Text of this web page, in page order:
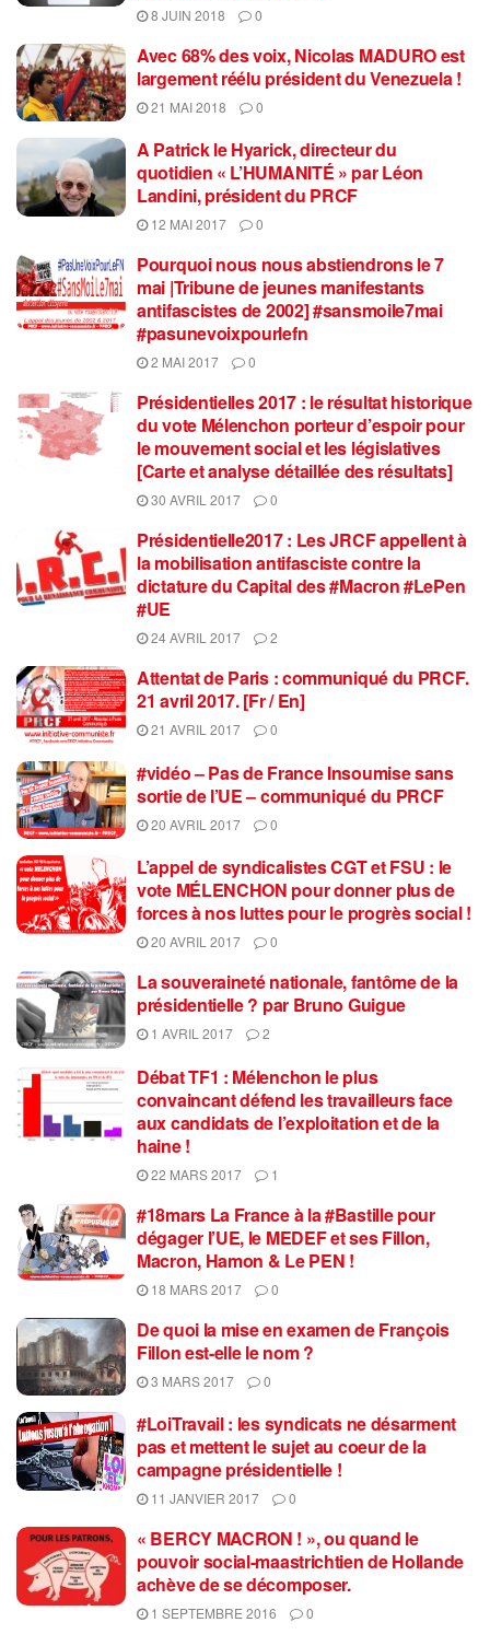
8 JUIN 2018 0
Avec 68% des voix, Nicolas MADURO est
largement réélu président du Venezuela !
21 MAI 2018 0
A Patrick le Hyarick, directeur du
quotidien « L’HUMANITÉ » par Léon
Landini, président du PRCF
12 MAI 2017 0
Pourquoi nous nous abstiendrons le 7
mai |Tribune de jeunes manifestants
antifascistes de 2002] #sansmoile7mai
#pasunevoixpourlefn
2 MAI 2017 0
Présidentielles 2017 : le résultat historique
du vote Mélenchon porteur d’espoir pour
le mouvement social et les législatives
[Carte et analyse détaillée des résultats]
30 AVRIL 2017 0
Présidentielle2017 : Les JRCF appellent à
la mobilisation antifasciste contre la
dictature du Capital des #Macron #LePen
#UE
24 AVRIL 2017 2
Attentat de Paris : communiqué du PRCF.
21 avril 2017. [Fr / En]
21 AVRIL 2017 0
#vidéo – Pas de France Insoumise sans
sortie de l’UE – communiqué du PRCF
20 AVRIL 2017 0
L’appel de syndicalistes CGT et FSU : le
vote MÉLENCHON pour donner plus de
forces à nos luttes pour le progrès social !
20 AVRIL 2017 0
La souveraineté nationale, fantôme de la
présidentielle ? par Bruno Guigue
1 AVRIL 2017 2
Débat TF1 : Mélenchon le plus
convaincant défend les travailleurs face
aux candidats de l’exploitation et de la
haine !
22 MARS 2017 1
#18mars La France à la #Bastille pour
dégager l’UE, le MEDEF et ses Fillon,
Macron, Hamon & Le PEN !
18 MARS 2017 0
De quoi la mise en examen de François
Fillon est-elle le nom ?
3 MARS 2017 0
#LoiTravail : les syndicats ne désarment
pas et mettent le sujet au coeur de la
campagne présidentielle !
11 JANVIER 2017 0
« BERCY MACRON ! », ou quand le
pouvoir social-maastrichtien de Hollande
achève de se décomposer.
1 SEPTEMBRE 2016 0